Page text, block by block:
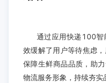
通过应用快递100智
效缓解了用户等待焦虑
保障生鲜商品品质，助
物流服务形象，持续夯实